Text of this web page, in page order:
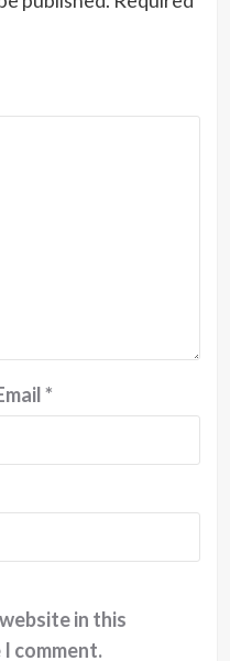
*
in this
comment.